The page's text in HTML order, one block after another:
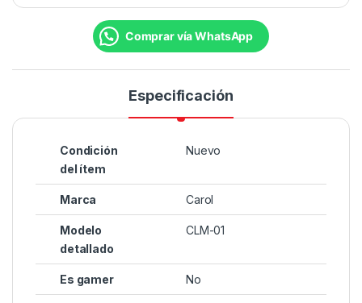
Comprar vía WhatsApp
Especificación
Condición
del ítem
Nuevo
Marca Carol
Modelo
detallado
CLM-01
Es gamer No